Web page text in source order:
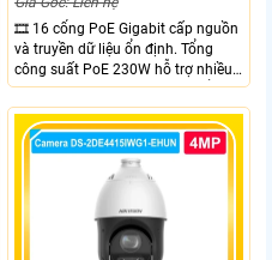
🎞 16 cổng PoE Gigabit cấp nguồn
và truyền dữ liệu ổn định. Tổng
công suất PoE 230W hỗ trợ nhiều
thiết bị cùng lúc. Tốc độ chuyển
mạch 68Gbps đảm bảo hiệu suất
cao ổn định. Hỗ trợ truyền PoE xa
lên đến 300m cho hệ thống